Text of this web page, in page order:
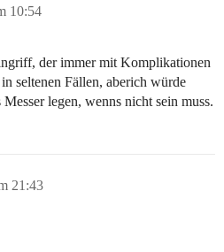
10:54
der immer mit Komplikationen
seltenen Fällen, aberich würde
legen, wenns nicht sein muss.
21:43